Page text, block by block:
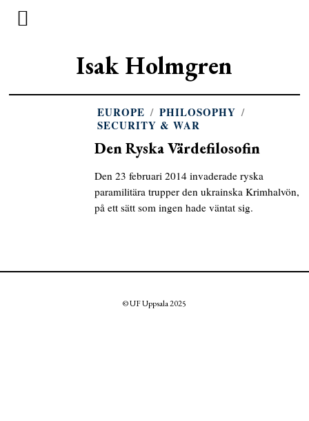
Isak Holmgren
EUROPE / PHILOSOPHY /
SECURITY & WAR
Den Ryska Värdefilosofin
Den 23 februari 2014 invaderade ryska
paramilitära trupper den ukrainska Krimhalvön,
på ett sätt som ingen hade väntat sig.
© UF Uppsala 2025